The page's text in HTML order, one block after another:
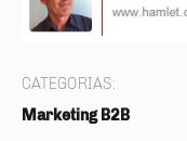
CATEGORIAS:
Marketing B2B